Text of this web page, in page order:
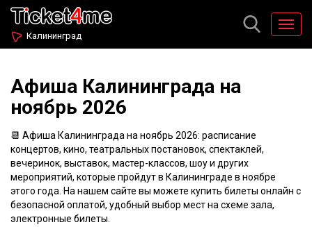
Калининград
Афиша Калининграда на
ноябрь 2026
📆 Афиша Калининграда на ноябрь 2026: расписание
концертов, кино, театральных постановок, спектаклей,
вечеринок, выставок, мастер-классов, шоу и других
мероприятий, которые пройдут в Калининграде в ноябре
этого года. На нашем сайте вы можете купить билеты онлайн с
безопасной оплатой, удобный выбор мест на схеме зала,
электронные билеты.